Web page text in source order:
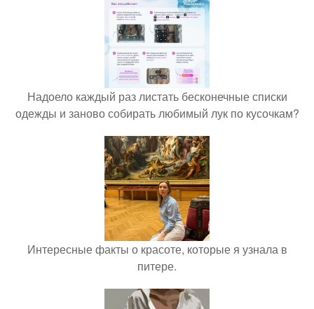
Надоело каждый раз листать бесконечные списки
одежды и заново собирать любимый лук по кусочкам?
Интересные факты о красоте, которые я узнала в
питере.